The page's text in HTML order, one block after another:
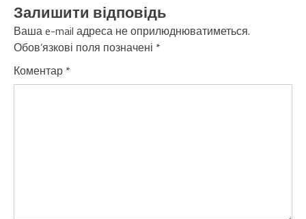
Залишити відповідь
Ваша e-mail адреса не оприлюднюватиметься.
Обов’язкові поля позначені *
Коментар *